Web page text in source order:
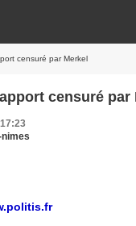
censuré par Merkel
censuré par